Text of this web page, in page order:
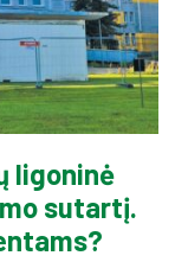
ligoninė
sutartį.